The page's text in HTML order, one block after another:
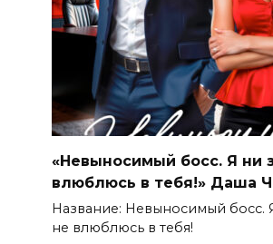
«Невыносимый босс. Я ни
влюблюсь в тебя!» Даша
Название: Невыносимый босс.
не влюблюсь в тебя!